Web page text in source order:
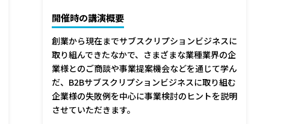
開催時の講演概要
創業から現在までサブスクリプションビジネスに
取り組んできたなかで、さまざまな業種業界の企
業様とのご商談や事業提案機会などを通じて学ん
だ、B2Bサブスクリプションビジネスに取り組む
企業様の失敗例を中心に事業検討のヒントを説明
させていただきます。